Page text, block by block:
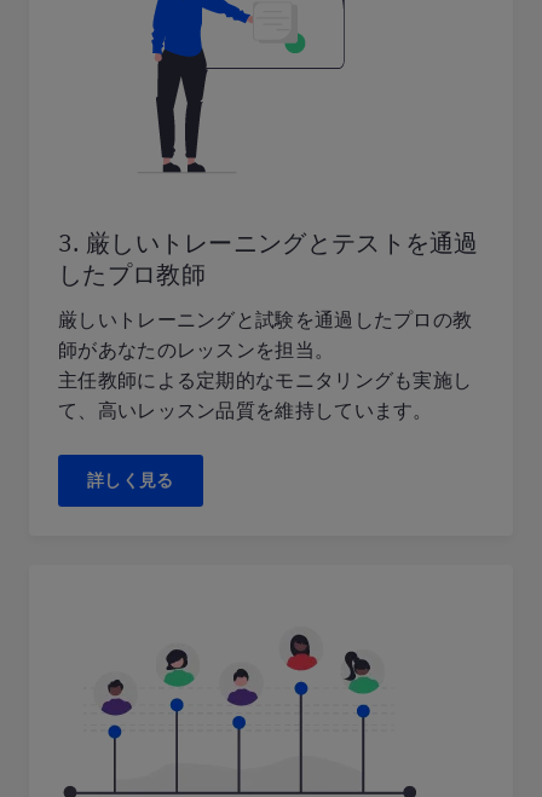
3. 厳しいトレーニングとテストを通過
したプロ教師
厳しいトレーニングと試験を通過したプロの教
師があなたのレッスンを担当。
主任教師による定期的なモニタリングも実施し
て、高いレッスン品質を維持しています。
詳しく見る